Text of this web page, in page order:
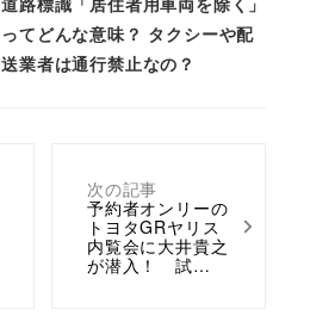
次の記事
予約者オンリーの
トヨタGRヤリス
内覧会に大井貴之
が潜入！ 試…
ってどんな意味？ タクシーや配
送業者は通行禁止なの？